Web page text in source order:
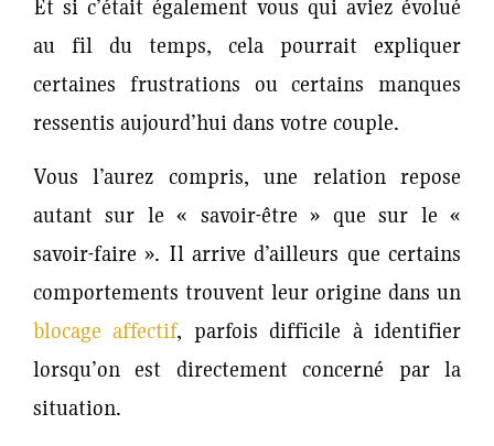
Et si c’était également vous qui aviez évolué
au fil du temps, cela pourrait expliquer
certaines frustrations ou certains manques
ressentis aujourd’hui dans votre couple.
Vous l’aurez compris, une relation repose
autant sur le « savoir-être » que sur le «
savoir-faire ». Il arrive d’ailleurs que certains
comportements trouvent leur origine dans un
blocage affectif, parfois difficile à identifier
lorsqu’on est directement concerné par la
situation.